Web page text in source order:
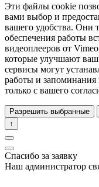
Эти файлы cookie
вами выбор и
вашего удобства. Они
обеспечения работы
видеоплееров от
которые улучшают
сервисы могут
работы и
только с вашего
Разрешить выбранные
↑
Спасибо за заявку
Наш администратор